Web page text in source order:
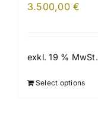
3.500,00€
exkl. 19 % MwSt.
Select options